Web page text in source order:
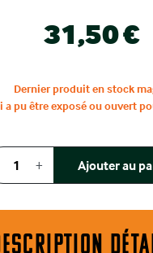
31,50 €
Dernier produit en stock
a pu être exposé ou ouvert
+ Ajouter au